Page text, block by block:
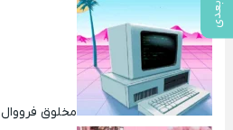
مخلوق فرووال